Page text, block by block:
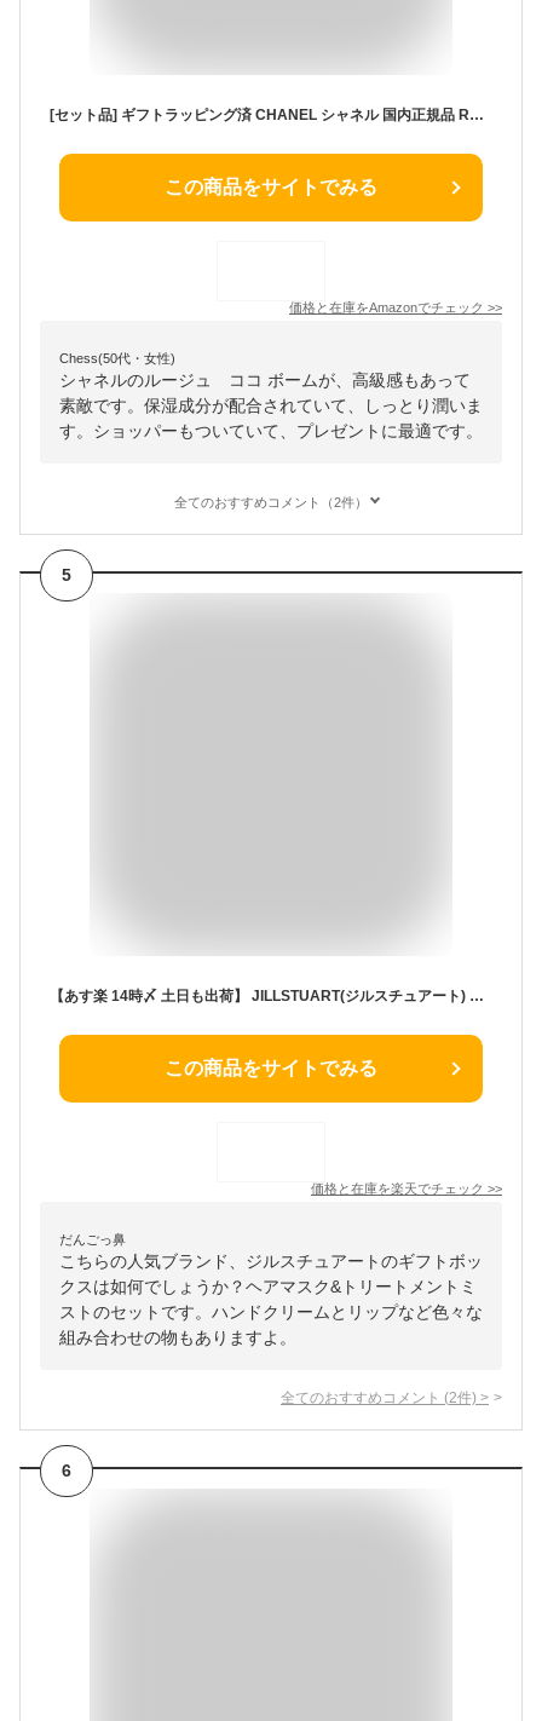
[セット品] ギフトラッピング済 CHANEL シャネル 国内正規品 ROUGE COCO BAUME ルージュ ココ ボーム シャネルショップバッグ付 リップクリーム リップバーム 1個 (x 1)
この商品をサイトでみる
価格と在庫をAmazonでチェック >>
Chess(50代・女性)
シャネルのルージュ ココ ボームが、高級感もあって
素敵です。保湿成分が配合されていて、しっとり潤いま
す。ショッパーもついていて、プレゼントに最適です。
全てのおすすめコメント（2件）
5
【あす楽 14時〆 土日も出荷】 JILLSTUART(ジルスチュアート) 【ギフトセット】ヘアマスク＆トリートメントヘアミスト ギフトセット
この商品をサイトでみる
価格と在庫を楽天でチェック >>
だんごっ鼻
こちらの人気ブランド、ジルスチュアートのギフトボッ
クスは如何でしょうか？ヘアマスク&トリートメントミ
ストのセットです。ハンドクリームとリップなど色々な
組み合わせの物もありますよ。
全てのおすすめコメント (2件) >
6